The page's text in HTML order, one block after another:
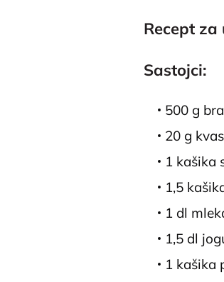
Recept za
Sastojci:
500 g
20 g
1 kašika
1,5
1 dl
1,5 dl
1 kašika